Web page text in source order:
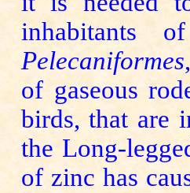
inhabitants
Pelecaniformes,
of gaseous
birds, that are
the Long-
of zinc has